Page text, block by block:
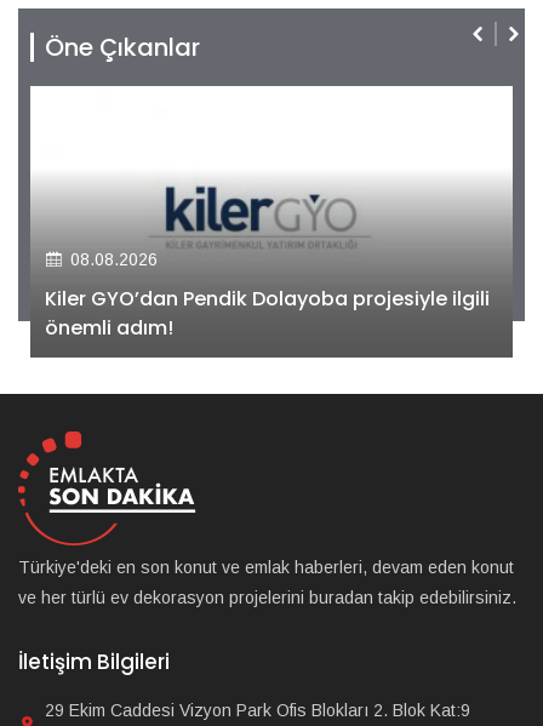
Öne Çıkanlar
08.08.2026
Kiler GYO’dan Pendik Dolayoba projesiyle ilgili
önemli adım!
Türkiye'deki en son konut ve emlak haberleri, devam eden konut
ve her türlü ev dekorasyon projelerini buradan takip edebilirsiniz.
İletişim Bilgileri
29 Ekim Caddesi Vizyon Park Ofis Blokları 2. Blok Kat:9